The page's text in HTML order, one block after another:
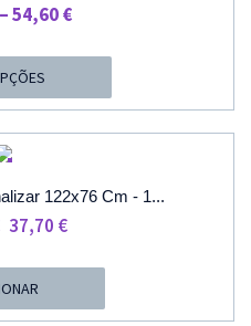
–54,60€Price
Through
54,60 €
122x76 Cm - 1...
O
Original
Era:
37,70 €O
É: